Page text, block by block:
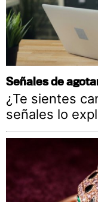
Señales de
¿Te sientes
señales lo